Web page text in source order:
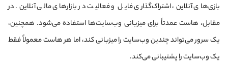
بازی‌های آنلاین، اشتراک‌گذاری فایل و فعالیت در بازارهای مالی آنلاین. در
مقابل، هاست عمدتاً برای میزبانی وب‌سایت‌ها استفاده می‌شود. همچنین،
یک سرور می‌تواند چندین وب‌سایت را میزبانی کند، اما هر هاست معمولاً فقط
یک وب‌سایت را پشتیبانی می‌کند.